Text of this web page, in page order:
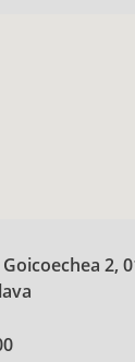
2,